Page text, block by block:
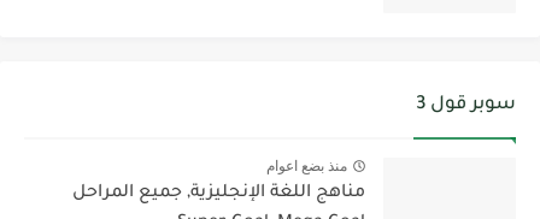
سوبر قول 3
منذ بضع اعوام
مناهج اللغة الإنجليزية, جميع المراحل